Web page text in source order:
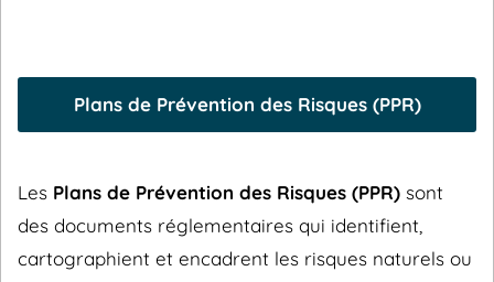
Plans de Prévention des Risques (PPR)
Les Plans de Prévention des Risques (PPR) sont
des documents réglementaires qui identifient,
cartographient et encadrent les risques naturels ou